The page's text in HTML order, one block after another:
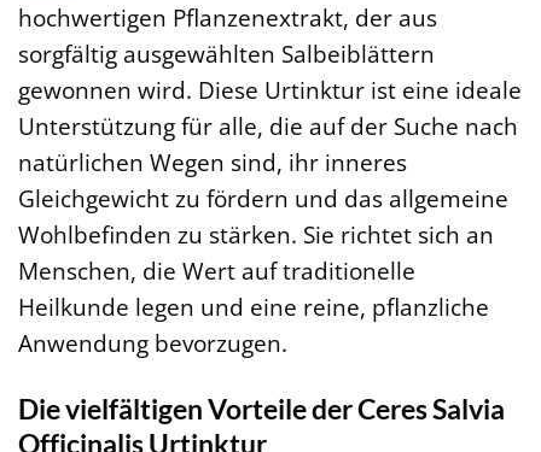
hochwertigen Pflanzenextrakt, der aus
sorgfältig ausgewählten Salbeiblättern
gewonnen wird. Diese Urtinktur ist eine ideale
Unterstützung für alle, die auf der Suche nach
natürlichen Wegen sind, ihr inneres
Gleichgewicht zu fördern und das allgemeine
Wohlbefinden zu stärken. Sie richtet sich an
Menschen, die Wert auf traditionelle
Heilkunde legen und eine reine, pflanzliche
Anwendung bevorzugen.
Die vielfältigen Vorteile der Ceres Salvia
Officinalis Urtinktur